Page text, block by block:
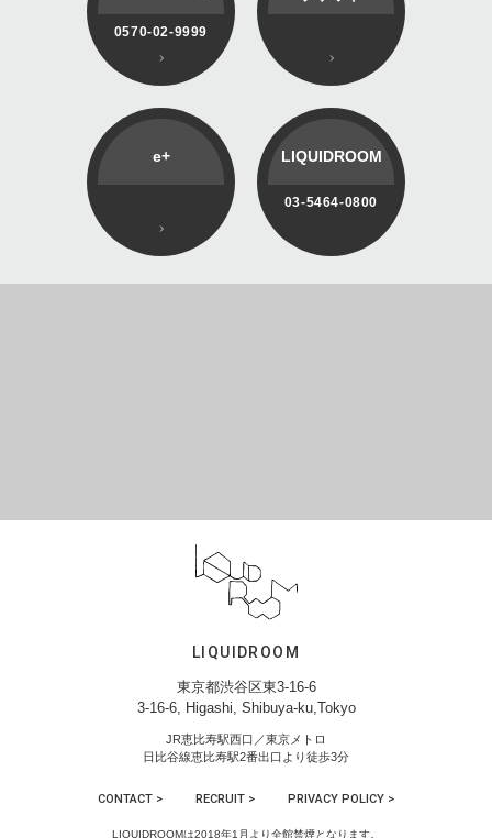
0570-02-9999
e+ LIQUIDROOM
03-5464-0800
LIQUIDROOM
東京都渋谷区東3-16-6
3-16-6, Higashi, Shibuya-ku,Tokyo
JR恵比寿駅西口／東京メトロ
日比谷線恵比寿駅2番出口より徒歩3分
CONTACT > RECRUIT > PRIVACY POLICY >
LIQUIDROOMは2018年1月より全館禁煙となります。